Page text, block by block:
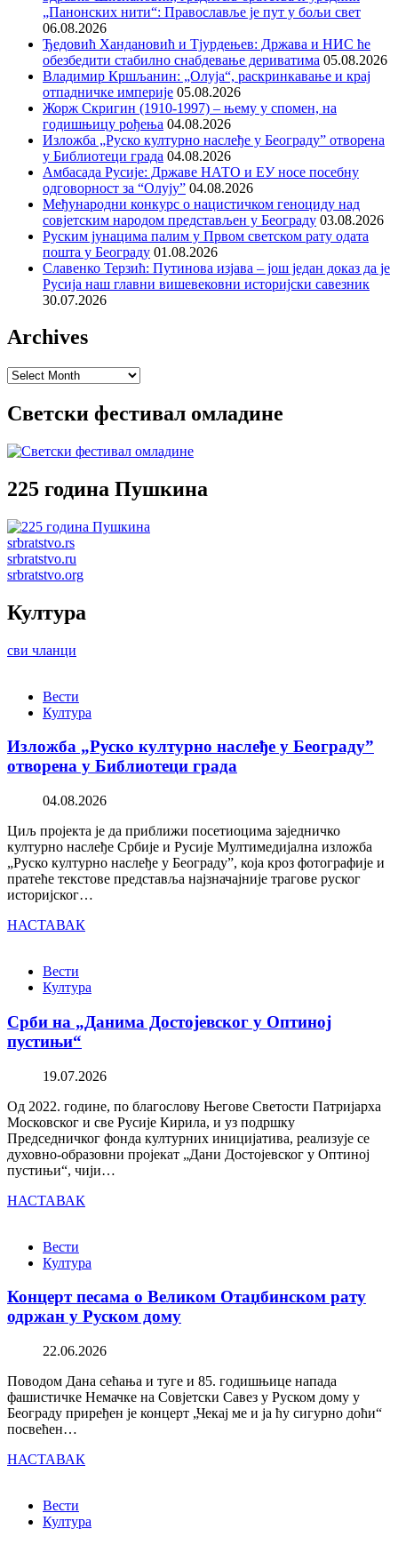
„Панонских нити“: Православље је пут у бољи свет
06.08.2026
Ђедовић Хандановић и Тјурдењев: Држава и НИС ће
обезбедити стабилно снабдевање дериватима 05.08.2026
Владимир Кршљанин: „Олуја“, раскринкавање и крај
отпадничке империје 05.08.2026
Жорж Скригин (1910-1997) – њему у спомен, на
годишњицу рођења 04.08.2026
Изложба „Руско културно наслеђе у Београду” отворена
у Библиотеци града 04.08.2026
Амбасада Русије: Државе НАТО и ЕУ носе посебну
одговорност за “Олују” 04.08.2026
Међународни конкурс о нацистичком геноциду над
совјетским народом представљен у Београду 03.08.2026
Руским јунацима палим у Првом светском рату одата
пошта у Београду 01.08.2026
Славенко Терзић: Путинова изјава – још један доказ да је
Русија наш главни вишевековни историјски савезник
30.07.2026
Archives
Archives
Светски фестивал омладине
225 година Пушкина
srbratstvo.rs
srbratstvo.ru
srbratstvo.org
Култура
сви чланци
Вести
Култура
Изложба „Руско културно наслеђе у Београду”
отворена у Библиотеци града
04.08.2026
Циљ пројекта је да приближи посетиоцима заједничко
културно наслеђе Србије и Русије Мултимедијална изложба
„Руско културно наслеђе у Београду”, која кроз фотографије и
пратеће текстове представља најзначајније трагове руског
историјског…
НАСТАВАК
Вести
Култура
Срби на „Данима Достојевског у Оптиној
пустињи“
19.07.2026
Од 2022. године, по благослову Његове Светости Патријарха
Московског и све Русије Кирила, и уз подршку
Председничког фонда културних иницијатива, реализује се
духовно-образовни пројекат „Дани Достојевског у Оптиној
пустињи“, чији…
НАСТАВАК
Вести
Култура
Концерт песама о Великом Отаџбинском рату
одржан у Руском дому
22.06.2026
Поводом Дана сећања и туге и 85. годишњице напада
фашистичке Немачке на Совјетски Савез у Руском дому у
Београду приређен је концерт „Чекај ме и ја ћу сигурно доћи“
посвећен…
НАСТАВАК
Вести
Култура